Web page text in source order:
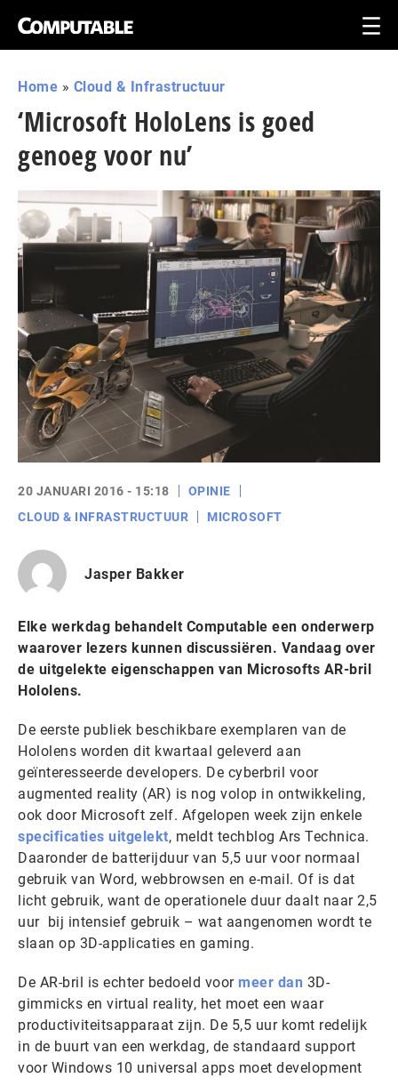
Home » Cloud & Infrastructuur
‘Microsoft HoloLens is goed
genoeg voor nu’
20 JANUARI 2016 - 15:18
OPINIE
CLOUD & INFRASTRUCTUUR
MICROSOFT
Jasper Bakker
Elke werkdag behandelt Computable een onderwerp
waarover lezers kunnen discussiëren. Vandaag over
de uitgelekte eigenschappen van Microsofts AR-bril
Hololens.
De eerste publiek beschikbare exemplaren van de
Hololens worden dit kwartaal geleverd aan
geïnteresseerde developers. De cyberbril voor
augmented reality (AR) is nog volop in ontwikkeling,
ook door Microsoft zelf. Afgelopen week zijn enkele
specificaties uitgelekt, meldt techblog Ars Technica.
Daaronder de batterijduur van 5,5 uur voor normaal
gebruik van Word, webbrowsen en e-mail. Of is dat
licht gebruik, want de operationele duur daalt naar 2,5
uur bij intensief gebruik – wat aangenomen wordt te
slaan op 3D-applicaties en gaming.
De AR-bril is echter bedoeld voor meer dan 3D-
gimmicks en virtual reality, het moet een waar
productiviteitsapparaat zijn. De 5,5 uur komt redelijk
in de buurt van een werkdag, de standaard support
voor Windows 10 universal apps moet development